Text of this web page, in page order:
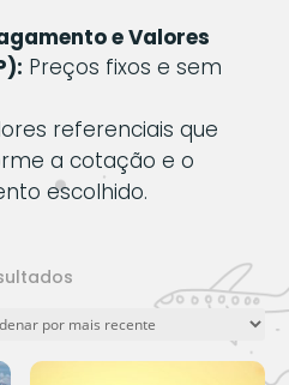
e Valores
Preços fixos e sem
referenciais que
a cotação e o
escolhido.
mais
recente